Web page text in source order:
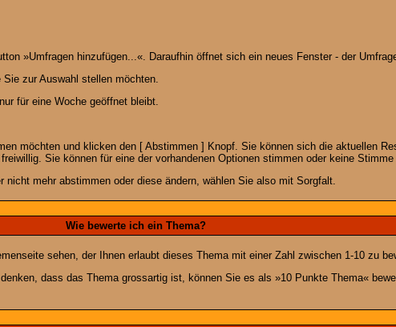
»Umfragen hinzufügen...«. Daraufhin öffnet sich ein neues Fenster - der
Sie zur Auswahl stellen möchten.
für eine Woche geöffnet bleibt.
möchten und klicken den [ Abstimmen ] Knopf. Sie können sich die aktuellen
Sie können für eine der vorhandenen Optionen stimmen oder keine Stimme
mehr abstimmen oder diese ändern, wählen Sie also mit Sorgfalt.
Wie bewerte ich ein Thema?
sehen, der Ihnen erlaubt dieses Thema mit einer Zahl zwischen 1-10 zu
dass das Thema grossartig ist, können Sie es als »10 Punkte Thema«